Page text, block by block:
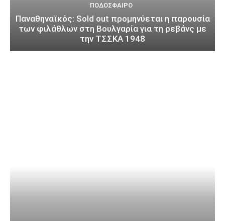
ΠΟΔΌΣΦΑΙΡΟ
Παναθηναϊκός: Sold out προμηνύεται η παρουσία
των φιλάθλων στη Βουλγαρία για τη ρεβάνς με
την ΤΣΣΚΑ 1948